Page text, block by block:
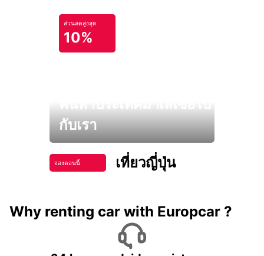
ส่วนลดสูงสุด
10%
กับเรา
จองตอนนี้ เที่ยวญี่ปุ่น
Why renting car with Europcar ?